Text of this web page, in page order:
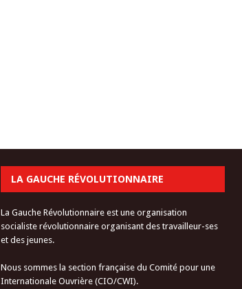
LA GAUCHE RÉVOLUTIONNAIRE
La Gauche Révolutionnaire est une organisation
socialiste révolutionnaire organisant des travailleur-ses
et des jeunes.
Nous sommes la section française du Comité pour une
Internationale Ouvrière (CIO/CWI).